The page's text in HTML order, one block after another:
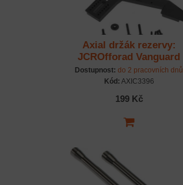
Axial držák rezervy:
JCROfforad Vanguard
Dostupnost: do 2 pracovních dnů
Kód: AXIC3396
199 Kč